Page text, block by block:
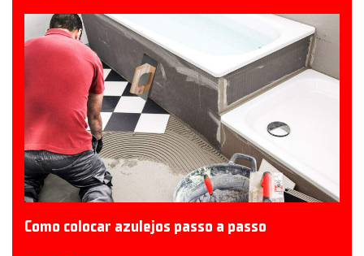
Como colocar azulejos passo a passo